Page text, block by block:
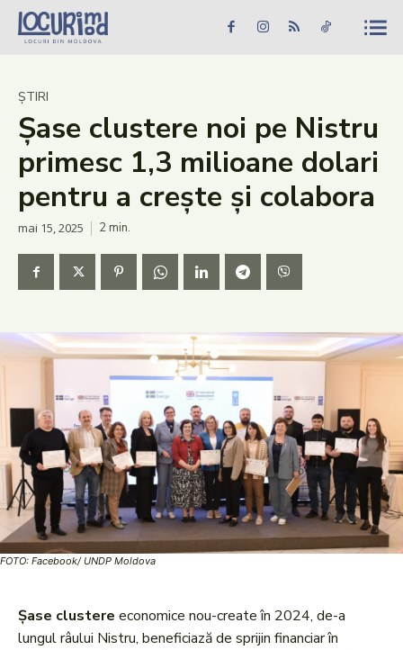
Caută în site... Căutare
Știri
Evenimente
Dezvoltare rurală
Turism
Vinării
Patrimoniu
Produs Acasă
ȘTIRI
Șase clustere noi pe Nistru
primesc 1,3 milioane dolari
pentru a crește și colabora
mai 15, 2025 2min.
FOTO: Facebook/ UNDP Moldova
Șase clustere economice nou-create în 2024, de-a
lungul râului Nistru, beneficiază de sprijin financiar în